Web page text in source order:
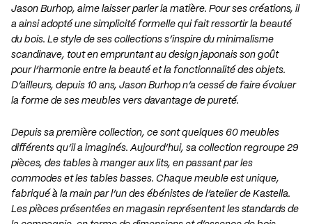
Jason Burhop, aime laisser parler la matière. Pour ses créations, il
a ainsi adopté une simplicité formelle qui fait ressortir la beauté
du bois. Le style de ses collections s’inspire du minimalisme
scandinave, tout en empruntant au design japonais son goût
pour l’harmonie entre la beauté et la fonctionnalité des objets.
D’ailleurs, depuis 10 ans, Jason Burhop n’a cessé de faire évoluer
la forme de ses meubles vers davantage de pureté.
Depuis sa première collection, ce sont quelques 60 meubles
différents qu’il a imaginés. Aujourd’hui, sa collection regroupe 29
pièces, des tables à manger aux lits, en passant par les
commodes et les tables basses. Chaque meuble est unique,
fabriqué à la main par l’un des ébénistes de l’atelier de Kastella.
Les pièces présentées en magasin représentent les standards de